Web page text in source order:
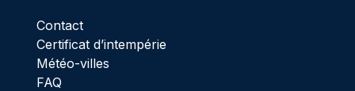
Contact
Certificat d’intempérie
Météo-villes
FAQ